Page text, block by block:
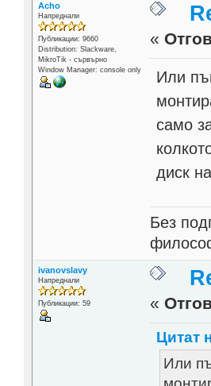
Acho
Напреднали
Публикации: 9660
Distribution: Slackware,
MikroTik - сървърно
Window Manager: console only
«
Или
само
диск
Без
ivanovslavy
Напреднали
Публикации: 59 «
Цитат
Или